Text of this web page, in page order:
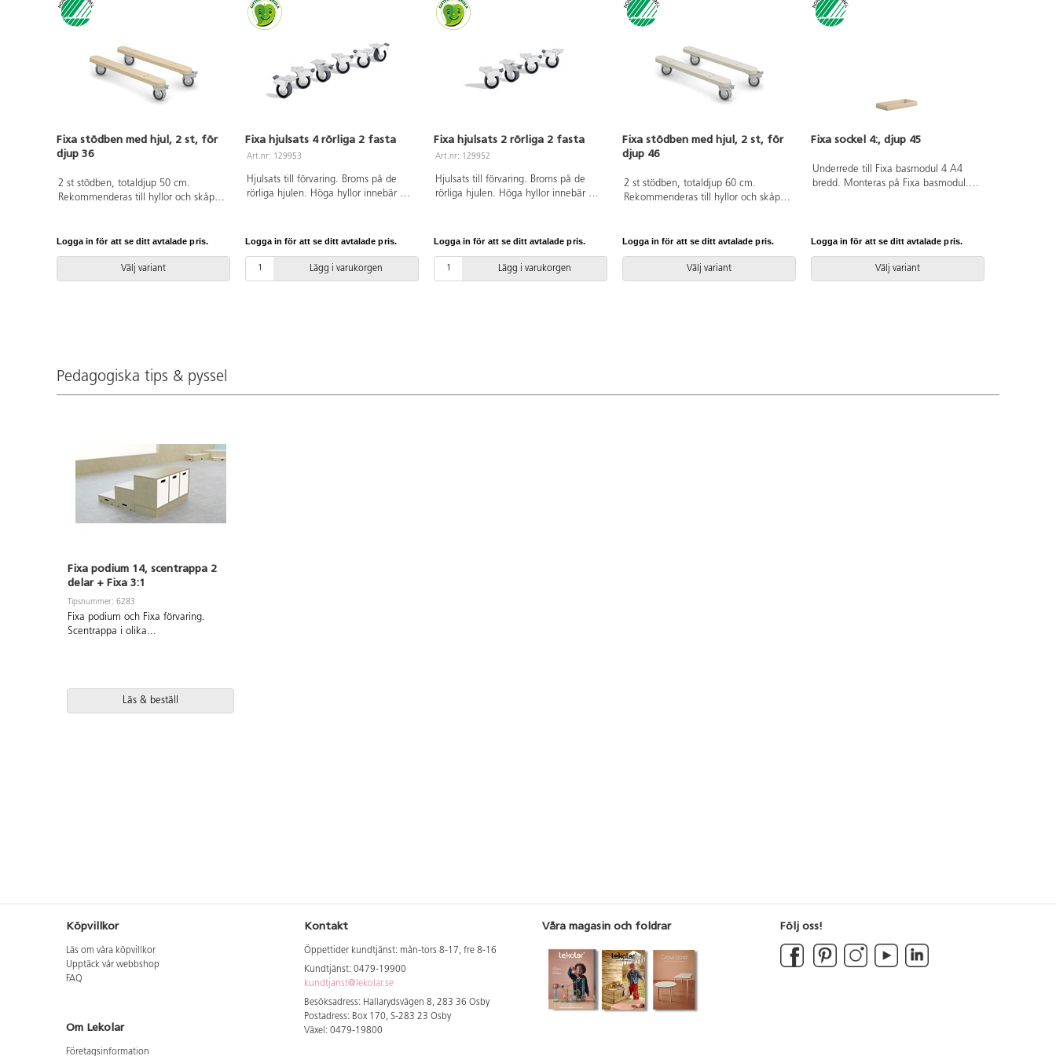
Fixa stödben med hjul, 2 st, för
djup 36
2 st stödben, totaldjup 50 cm.
Rekommenderas till hyllor och skåp
varje stödben. Svanenmärkt,
licensnummer 5031 0099.
Logga in för att se ditt avtalade pris.
Välj variant
Fixa hjulsats 4 rörliga 2 fasta
Art.nr: 129953
Hjulsats till förvaring. Broms på de
rörliga hjulen. Höga hyllor innebär en
i rummet ska stödben användas.
högt upp i hyllan. Låt inte barnen
själva förflytta hyllan.
Logga in för att se ditt avtalade pris.
Lägg i varukorgen
Fixa hjulsats 2 rörliga 2 fasta
Art.nr: 129952
Hjulsats till förvaring. Broms på de
rörliga hjulen. Höga hyllor innebär en
i rummet ska stödben användas.
högt upp i hyllan. Låt inte barnen
själva förflytta hyllan.
Logga in för att se ditt avtalade pris.
Lägg i varukorgen
Fixa stödben med hjul, 2 st, för
djup 46
2 st stödben, totaldjup 60 cm.
Rekommenderas till hyllor och skåp
varje stödben. Svanenmärkt,
licensnummer 5031 0099.
Logga in för att se ditt avtalade pris.
Välj variant
Fixa sockel 4:, djup 45
Underrede till Fixa basmodul 4 A4
bredd. Monteras på Fixa basmodul.
Logga in för att se ditt avtalade pris.
Välj variant
Pedagogiska tips & pyssel
Fixa podium 14, scentrappa 2
delar + Fixa 3:1
Tipsnummer: 6283
Fixa podium och Fixa förvaring.
Scentrappa i olika...
Läs & beställ
Köpvillkor
Läs om våra köpvillkor
Upptäck vår webbshop
FAQ
Om Lekolar
Företagsinformation
Kontakt
Öppettider kundtjänst: mån-tors 8-17, fre 8-16
Kundtjänst: 0479-19900
kundtjanst@lekolar.se
Besöksadress: Hallarydsvägen 8, 283 36 Osby
Postadress: Box 170, S-283 23 Osby
Växel: 0479-19800
Våra magasin och foldrar Följ oss!